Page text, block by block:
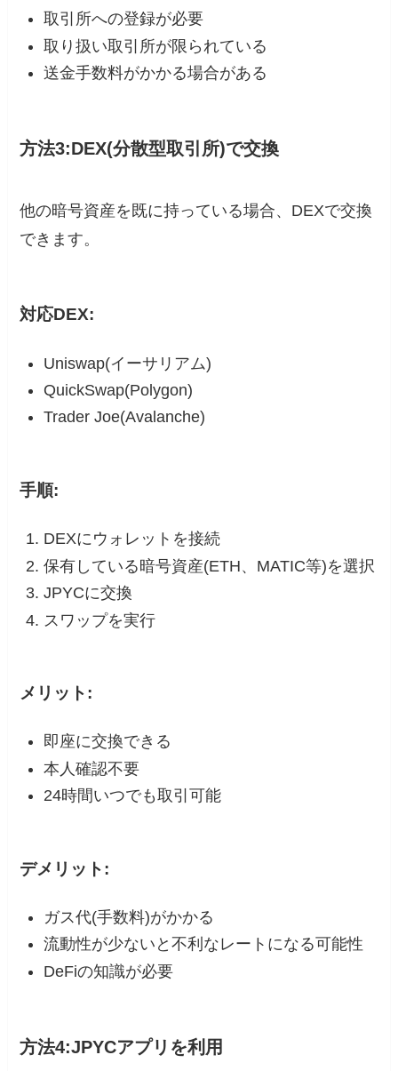
取引所への登録が必要
取り扱い取引所が限られている
送金手数料がかかる場合がある
方法3:DEX(分散型取引所)で交換
他の暗号資産を既に持っている場合、DEXで交換
できます。
対応DEX:
Uniswap(イーサリアム)
QuickSwap(Polygon)
Trader Joe(Avalanche)
手順:
DEXにウォレットを接続
保有している暗号資産(ETH、MATIC等)を選択
JPYCに交換
スワップを実行
メリット:
即座に交換できる
本人確認不要
24時間いつでも取引可能
デメリット:
ガス代(手数料)がかかる
流動性が少ないと不利なレートになる可能性
DeFiの知識が必要
方法4:JPYCアプリを利用